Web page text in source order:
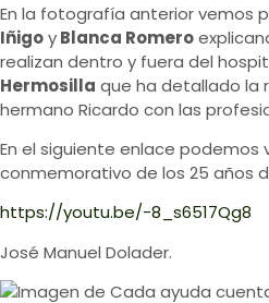
En la fotografía anterior vemos
IñigoyBlanca Romero
realizan dentro y fuera del
Hermosilla que ha detallado la
hermano Ricardo con las
En el siguiente enlace
conmemorativo de los 25 años
https://youtu.be/-8_s6517Qg8
José Manuel Dolader.